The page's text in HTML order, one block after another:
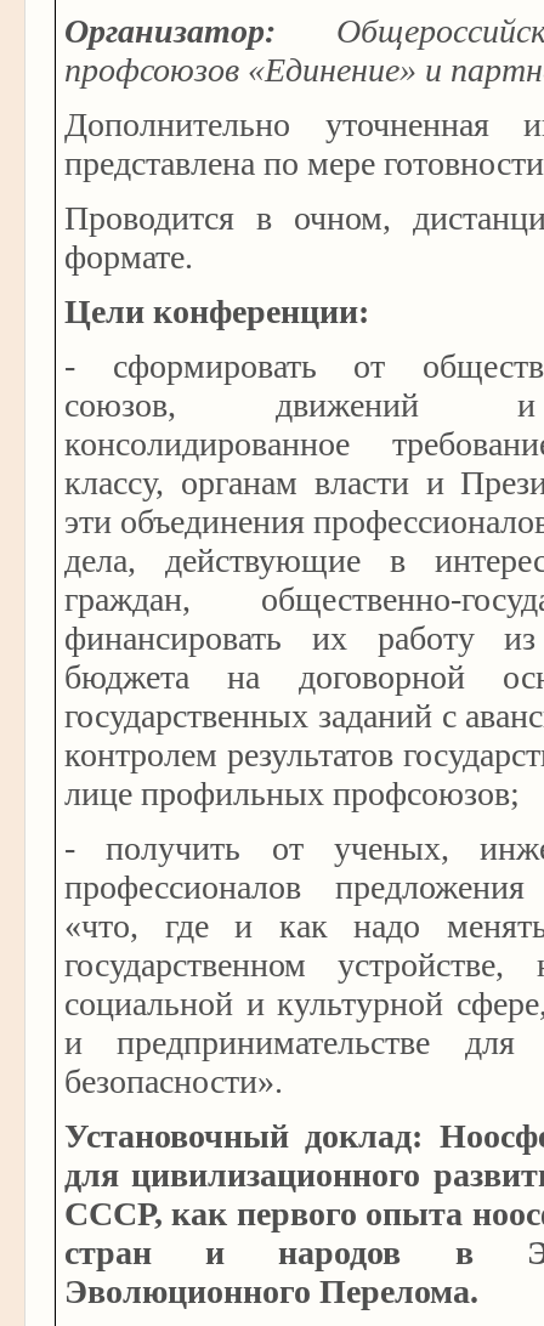
Организатор:
профсоюзов «Единение» и
Дополнительно уточненная
представлена по мере
Проводится в очном,
формате.
Цели конференции:
- сформировать от
союзов, движений и
консолидированное
классу, органам власти и
эти объединения
дела, действующие в
граждан, общественно-
финансировать их работу из
бюджета на договорной
государственных заданий с
контролем результатов
лице профильных профсоюзов;
- получить от ученых,
профессионалов
«что, где и как надо
государственном устройстве,
социальной и культурной
и предпринимательстве
безопасности».
Установочный доклад:
для цивилизационного
СССР, как первого опыта
стран и народов в
Эволюционного Перелома.